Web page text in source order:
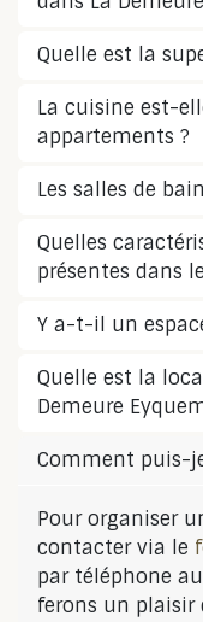
Quelle est la
La cuisine est-
appartements ?
Les salles de
Quelles
présentes dans
Y a-t-il un
Quelle est la
Demeure
Comment puis-
Pour organiser
contacter via le
par téléphone
ferons un plaisir